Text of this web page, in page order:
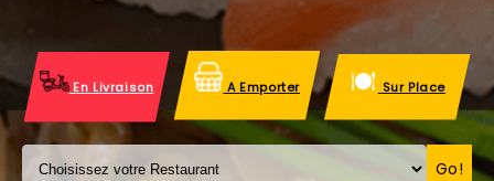
VOS AVIS
MENTIONS LÉGALES
C.G.V
En Livraison A Emporter Sur Place
Go!